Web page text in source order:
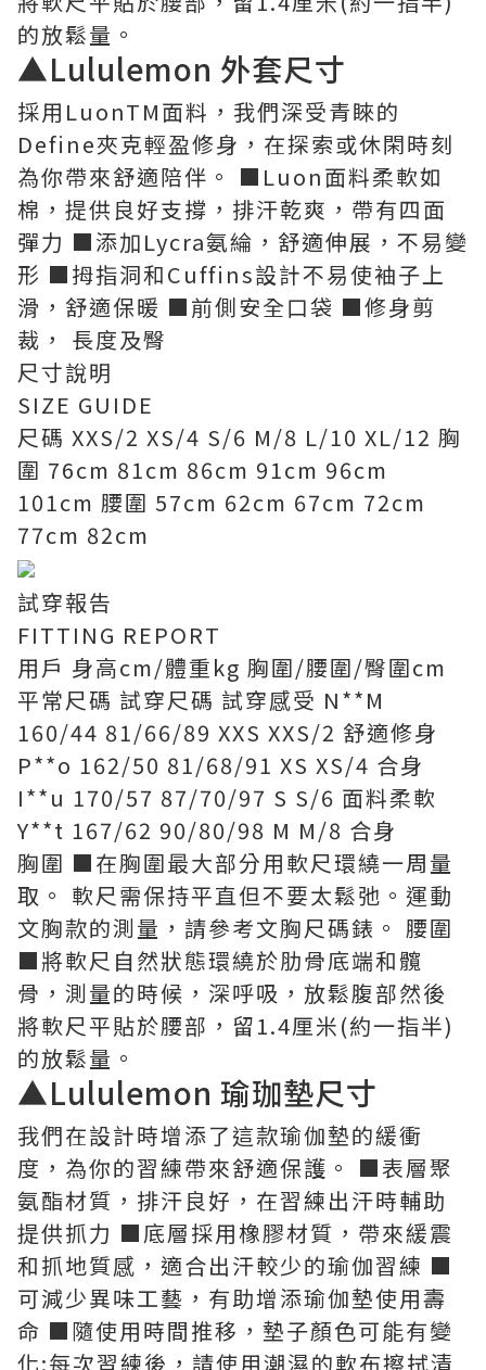
的放鬆量。
▲Lululemon 外套尺寸
採用LuonTM面料，我們深受青睞的
Define夾克輕盈修身，在探索或休閑時刻
為你帶來舒適陪伴。 ■Luon面料柔軟如
棉，提供良好支撐，排汗乾爽，帶有四面
彈力 ■添加Lycra氨綸，舒適伸展，不易變
形 ■拇指洞和Cuffins設計不易使袖子上
滑，舒適保暖 ■前側安全口袋 ■修身剪
裁， 長度及臀
尺寸說明
SIZE GUIDE
尺碼 XXS/2 XS/4 S/6 M/8 L/10 XL/12 胸
圍 76cm 81cm 86cm 91cm 96cm
101cm 腰圍 57cm 62cm 67cm 72cm
77cm 82cm
試穿報告
FITTING REPORT
用戶 身高cm/體重kg 胸圍/腰圍/臀圍cm
平常尺碼 試穿尺碼 試穿感受 N**M
160/44 81/66/89 XXS XXS/2 舒適修身
P**o 162/50 81/68/91 XS XS/4 合身
I**u 170/57 87/70/97 S S/6 面料柔軟
Y**t 167/62 90/80/98 M M/8 合身
胸圍 ■在胸圍最大部分用軟尺環繞一周量
取。 軟尺需保持平直但不要太鬆弛。運動
文胸款的測量，請參考文胸尺碼錶。 腰圍
■將軟尺自然狀態環繞於肋骨底端和髖
骨，測量的時候，深呼吸，放鬆腹部然後
將軟尺平貼於腰部，留1.4厘米(約一指半)
的放鬆量。
▲Lululemon 瑜珈墊尺寸
我們在設計時增添了這款瑜伽墊的緩衝
度，為你的習練帶來舒適保護。 ■表層聚
氨酯材質，排汗良好，在習練出汗時輔助
提供抓力 ■底層採用橡膠材質，帶來緩震
和抓地質感，適合出汗較少的瑜伽習練 ■
可減少異味工藝，有助增添瑜伽墊使用壽
命 ■隨使用時間推移，墊子顏色可能有變
化;每次習練後，請使用潮濕的軟布擦拭清